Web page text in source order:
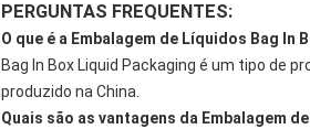
PERGUNTAS FREQUENTES:
O que é a Embalagem de Líquidos Bag In
Bag In Box Liquid Packaging é um tipo de
produzido na China.
Quais são as vantagens da Embalagem